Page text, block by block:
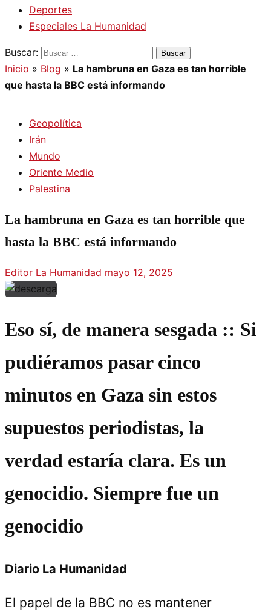
Deportes
Especiales La Humanidad
Buscar:
Inicio » Blog » La hambruna en Gaza es tan horrible
que hasta la BBC está informando
Geopolítica
Irán
Mundo
Oriente Medio
Palestina
La hambruna en Gaza es tan horrible que
hasta la BBC está informando
Editor La Humanidad mayo 12, 2025
Eso sí, de manera sesgada :: Si
pudiéramos pasar cinco
minutos en Gaza sin estos
supuestos periodistas, la
verdad estaría clara. Es un
genocidio. Siempre fue un
genocidio
Diario La Humanidad
El papel de la BBC no es mantener